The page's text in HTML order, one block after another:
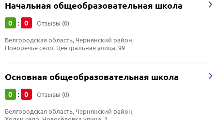
Начальная общеобразовательная школа
0 : 0 Отзывы (0)
Белгородская область, Чернянский район,
Новоречье село, Центральная улица, 99
Основная общеобразовательная школа
0 : 0 Отзывы (0)
Белгородская область, Чернянский район,